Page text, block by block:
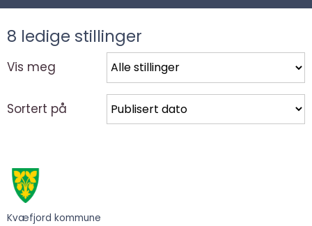
8 ledige stillinger
Vis meg
Sortert på
Kvæfjord kommune